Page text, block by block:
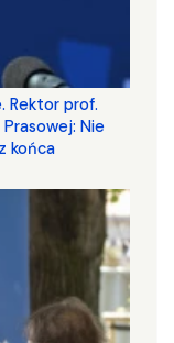
Rektor prof.
Nie
końca